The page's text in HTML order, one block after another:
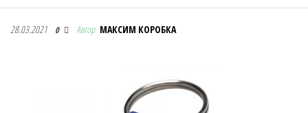
Первая Украинская Сувенирная Компания
28.03.2021 0 Автор МАКСИМ КОРОБКА